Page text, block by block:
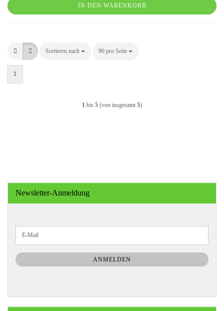
IN DEN WARENKORB
Sortieren nach
Sortieren nach 96 pro Seite
pro Seite
1
1 bis 5 (von insgesamt 5)
Newsletter-Anmeldung
ZUR
NEWSLETTER-
ANMELDUNG
E-
ANMELDEN